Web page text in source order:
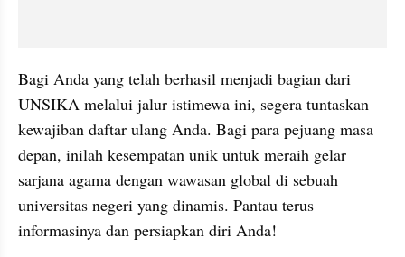
Bagi Anda yang telah berhasil menjadi bagian dari
UNSIKA melalui jalur istimewa ini, segera tuntaskan
kewajiban daftar ulang Anda. Bagi para pejuang masa
depan, inilah kesempatan unik untuk meraih gelar
sarjana agama dengan wawasan global di sebuah
universitas negeri yang dinamis. Pantau terus
informasinya dan persiapkan diri Anda!